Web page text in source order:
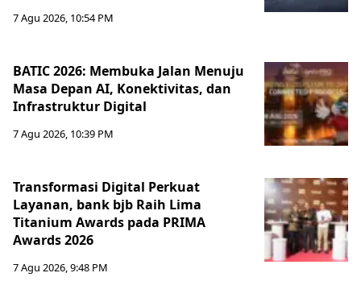
7 Agu 2026, 10:54 PM
BATIC 2026: Membuka Jalan Menuju
Masa Depan AI, Konektivitas, dan
Infrastruktur Digital
7 Agu 2026, 10:39 PM
Transformasi Digital Perkuat
Layanan, bank bjb Raih Lima
Titanium Awards pada PRIMA
Awards 2026
7 Agu 2026, 9:48 PM